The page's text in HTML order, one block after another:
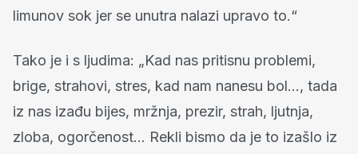
limunov sok jer se unutra nalazi upravo to.“
Tako je i s ljudima: „Kad nas pritisnu problemi,
brige, strahovi, stres, kad nam nanesu bol…, tada
iz nas izađu bijes, mržnja, prezir, strah, ljutnja,
zloba, ogorčenost… Rekli bismo da je to izašlo iz